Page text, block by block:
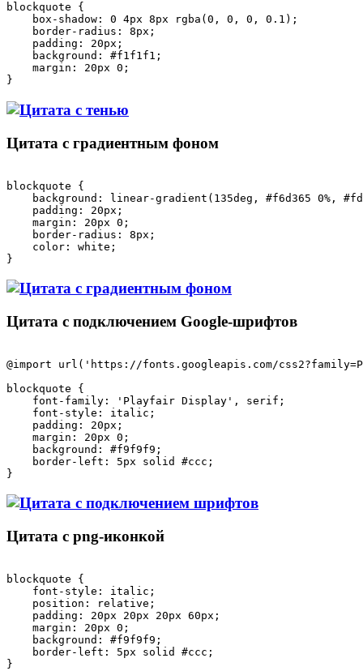
blockquote {
    box-shadow: 0 4px 8px rgba(0, 0, 0, 0.1);
    border-radius: 8px;
    padding: 20px;
    background: #f1f1f1;
    margin: 20px 0;
Цитата с градиентным фоном
blockquote {
background: linear-gradient(135deg, #f6d365 0%,
    padding: 20px;
    margin: 20px 0;
    border-radius: 8px;
    color: white;
Цитата с подключением Google-шрифтов
@import url('https://fonts.googleapis.com/
blockquote {
    font-family: 'Playfair Display', serif;
    font-style: italic;
    padding: 20px;
    margin: 20px 0;
    background: #f9f9f9;
    border-left: 5px solid #ccc;
Цитата с png-иконкой
blockquote {
    font-style: italic;
    position: relative;
    padding: 20px 20px 20px 60px;
    margin: 20px 0;
    background: #f9f9f9;
    border-left: 5px solid #ccc;
}